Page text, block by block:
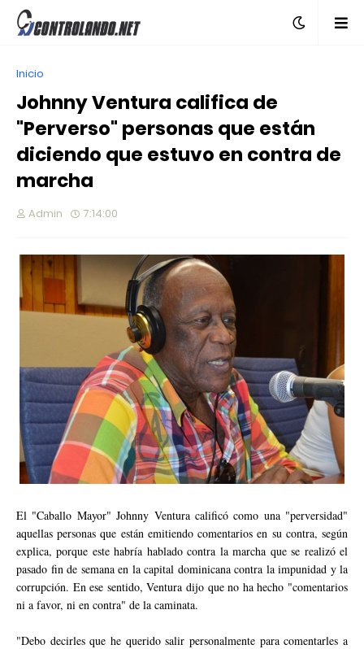
Inicio
Johnny Ventura califica de
"Perverso" personas que están
diciendo que estuvo en contra de
marcha
Admin 7:14:00
El "Caballo Mayor" Johnny Ventura calificó como una "perversidad"
aquellas personas que están emitiendo comentarios en su contra, según
explica, porque este habría hablado contra la marcha que se realizó el
pasado fin de semana en la capital dominicana contra la impunidad y la
corrupción. En ese sentido, Ventura dijo que no ha hecho "comentarios
ni a favor, ni en contra" de la caminata.
"Debo decirles que he querido salir personalmente para comentarles a